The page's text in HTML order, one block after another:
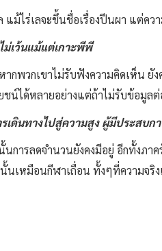
ม้ไร่เลจะขึ้นชื่อเรื่องปีนผา แต่คว
ม่เว้นแม้แต่เกาะพีพี
พวกเขาไม่รับฟังความคิดเห็น ยั
น์ได้หลายอย่างแต่ถ้าไม่รับข้อมู
ดินทางไปสู่ความสูง ผู้มีประสบ
ารลดจำนวนยังคงมีอยู่ อีกทั้งภา
นเหมือนกีฬาเถื่อน ทั้งๆที่ความจริ